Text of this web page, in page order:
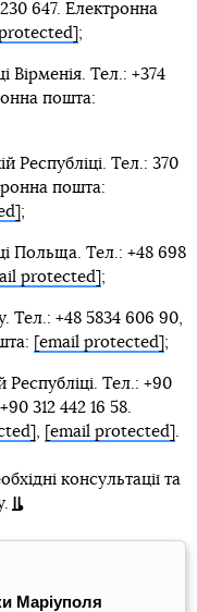
647. Електронна
;
Вірменія. Тел.: +374
пошта:
Республіці. Тел.: 370
пошта:
;
Польща. Тел.: +48 698
protected] ;
Тел.: +48 5834 606 90,
[email protected] ;
Республіці. Тел.: +90
312 442 16 58.
, [email protected] .
консультації та
Маріуполя